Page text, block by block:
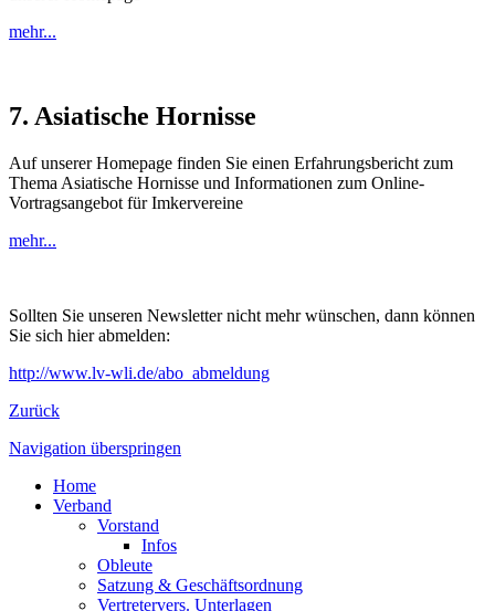
mehr...
7. Asiatische Hornisse
Auf unserer Homepage finden Sie einen Erfahrungsbericht zum
Thema Asiatische Hornisse und Informationen zum Online-
Vortragsangebot für Imkervereine
mehr...
Sollten Sie unseren Newsletter nicht mehr wünschen, dann können
Sie sich hier abmelden:
http://www.lv-wli.de/abo_abmeldung
Zurück
Navigation überspringen
Home
Verband
Vorstand
Infos
Obleute
Satzung & Geschäftsordnung
Vertretervers. Unterlagen